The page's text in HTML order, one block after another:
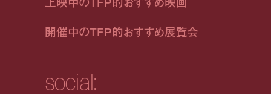
開催中のTFP的おすすめ展覧会
social: